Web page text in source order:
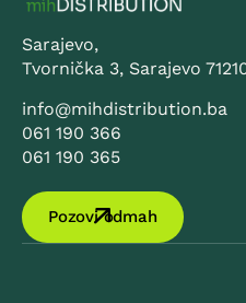
Sarajevo,
Tvornička 3, Sarajevo
info@mihdistribution.ba
061 190 366
061 190 365
Pozovi odmah